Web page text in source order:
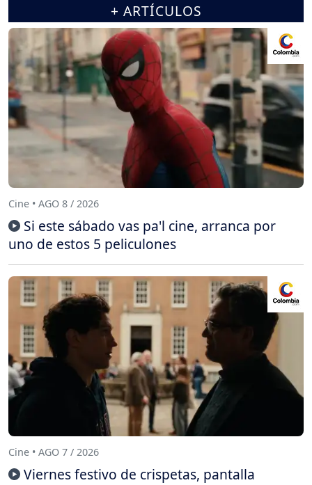
+ ARTÍCULOS
Cine • AGO 8 / 2026
Si este sábado vas pa'l cine, arranca por
uno de estos 5 peliculones
Cine • AGO 7 / 2026
Viernes festivo de crispetas, pantalla